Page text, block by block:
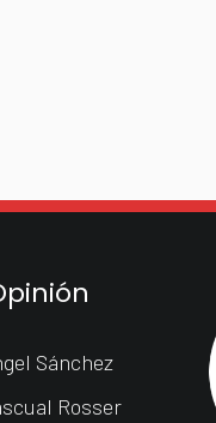
Sánchez
Rosser